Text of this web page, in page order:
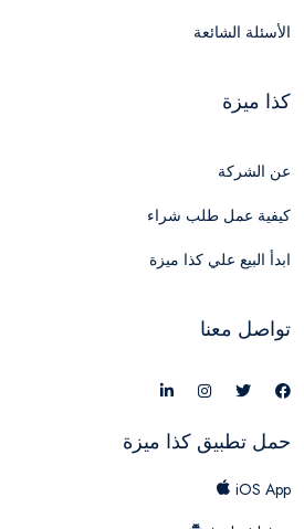
الأسئلة الشائعة
كذا ميزة
عن الشركة
كيفية عمل طلب شراء
ابدأ البيع علي كذا ميزة
تواصل معنا
حمل تطبيق كذا ميزة
iOS App